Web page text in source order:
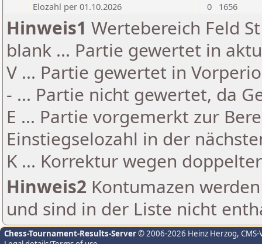
Elozahl per 01.10.2026
0 1656
Hinweis1 Wertebereich Feld
blank ... Partie gewertet in
V ... Partie gewertet in
- ... Partie nicht gewertet, da
E ... Partie vorgemerkt zur
Einstiegselozahl in der
K ... Korrektur wegen
Hinweis2 Kontumazen
und sind in der Liste nicht
Chess-Tournament-Results-Server© 2006-2026 Heinz Herzog,